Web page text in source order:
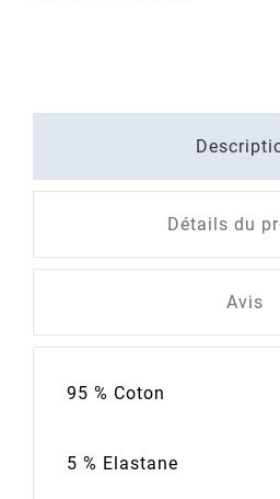
Détails du
Avis
95 % Coton
5 % Elastane